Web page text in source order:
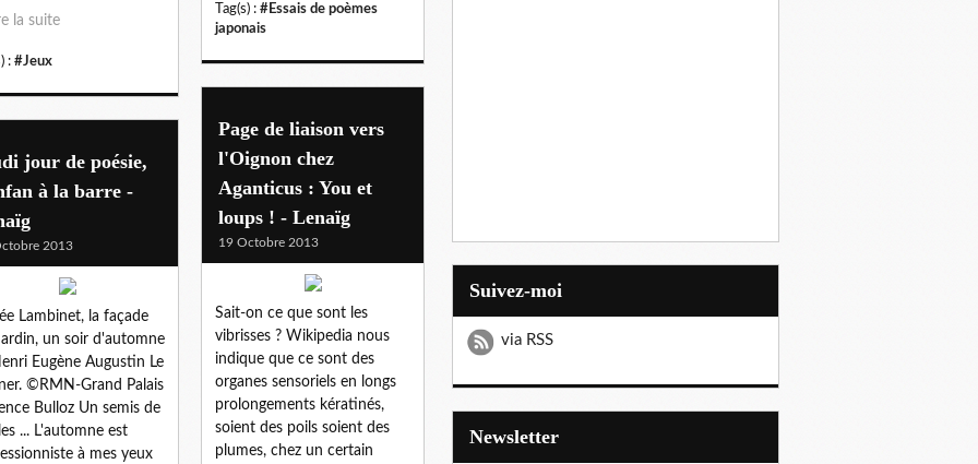
la suite
: #Jeux
Tag(s) : #Essais de poèmes
japonais
Page de liaison vers
l'Oignon chez
Aganticus : You et
loups ! - Lenaïg
19 Octobre 2013
Sait-on ce que sont les
vibrisses ? Wikipedia nous
indique que ce sont des
organes sensoriels en longs
prolongements kératinés,
soient des poils soient des
plumes, chez un certain
jour de poésie,
à la barre -
2013
Lambinet, la façade
un soir d'automne
Eugène Augustin Le
©RMN-Grand Palais
Bulloz Un semis de
... L'automne est
à mes yeux
Suivez-moi
via RSS
Newsletter